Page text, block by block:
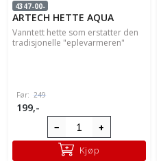
4347-00-
ARTECH HETTE AQUA
Vanntett hette som erstatter den
tradisjonelle "eplevarmeren"
Før: 249
199,-
Kjøp